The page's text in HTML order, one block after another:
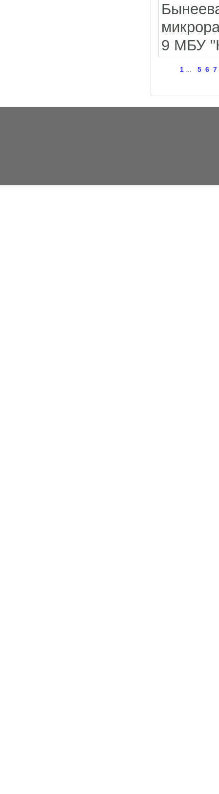
9 МБУ
1... 5 6 7